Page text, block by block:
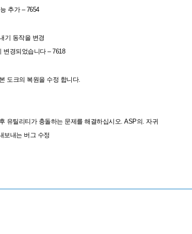
추가 – 7654
기 동작을 변경
변경되었습니다 – 7618
도크의 복원을 수정 합니다.
유틸리티가 충돌하는 문제를 해결하십시오. ASP의. 자귀
보내는 버그 수정